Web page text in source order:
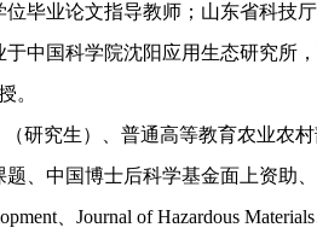
毕业论文指导教师；山东省科技
于中国科学院沈阳应用生态研究所
。
研究生）、普通高等教育农业农村
、中国博士后科学基金面上资助
Journal of Hazardous Materials